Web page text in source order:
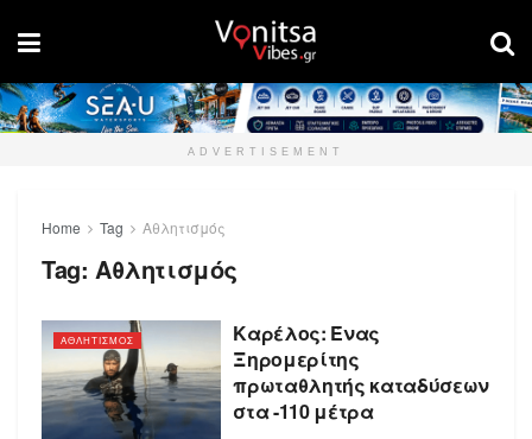
ADVERTISEMENT
Home Tag Αθλητισμός
Tag: Αθλητισμός
ΑΘΛΗΤΙΣΜΟΣ
Καρέλος: Ένας
Ξηρομερίτης
πρωταθλητής καταδύσεων
στα -110 μέτρα